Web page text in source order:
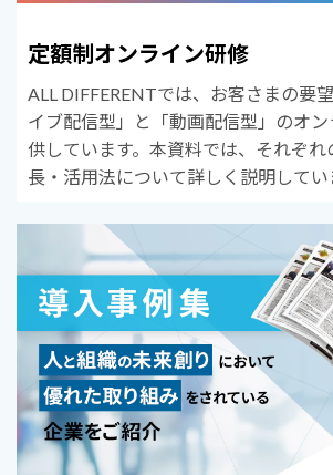
定額制オンライン研修
ALL DIFFERENTでは、お客さまの要
イブ配信型」と「動画配信型」のオ
供しています。本資料では、それぞ
長・活用法について詳しく説明してい